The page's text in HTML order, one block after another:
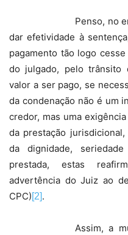
Penso, no
dar efetividade à
pagamento tão logo
do julgado, pelo trânsito
valor a ser pago, se
da condenação não é um
credor, mas uma
da prestação
da dignidade,
prestada, estas
advertência do Juiz ao
CPC)[2].
Assim, a